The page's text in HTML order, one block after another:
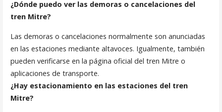
¿Dónde puedo ver las demoras o cancelaciones del
tren Mitre?
Las demoras o cancelaciones normalmente son anunciadas
en las estaciones mediante altavoces. Igualmente, también
pueden verificarse en la página oficial del tren Mitre o
aplicaciones de transporte.
¿Hay estacionamiento en las estaciones del tren
Mitre?